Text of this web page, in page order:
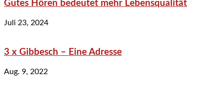
Gutes Hören bedeutet mehr Lebensqualität
Juli 23, 2024
3 x Gibbesch – Eine Adresse
Aug. 9, 2022